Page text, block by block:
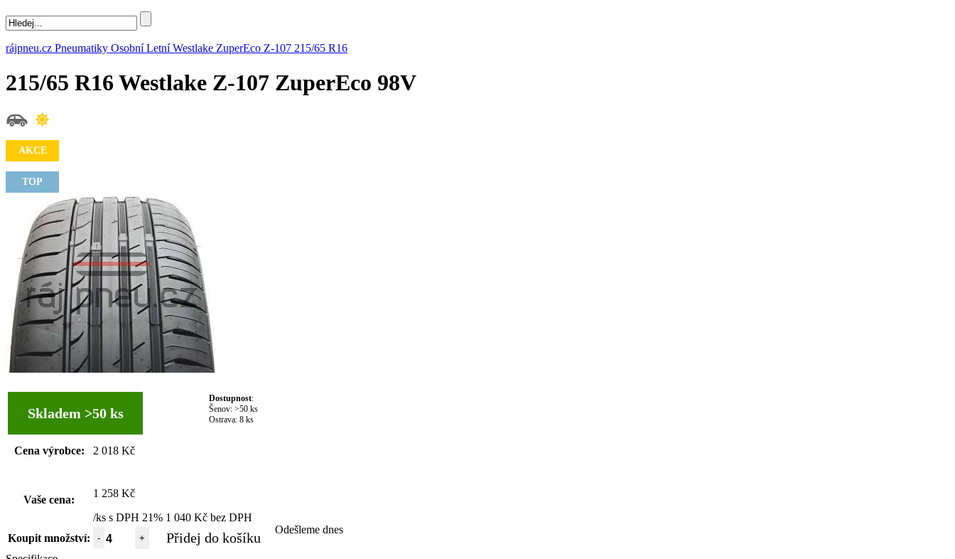
rájpneu.cz Pneumatiky Osobní Letní Westlake ZuperEco Z-107 215/65 R16
215/65 R16 Westlake Z-107 ZuperEco 98V
AKCE
TOP
Skladem >50 ks
Dostupnost:
Šenov: >50 ks
Ostrava: 8 ks
Cena výrobce: 2 018 Kč
Vaše cena:
1 258 Kč
/ks s DPH 21% 1 040 Kč bez DPH
Koupit množství:
Odešleme dnes
- + Přidej do košíku